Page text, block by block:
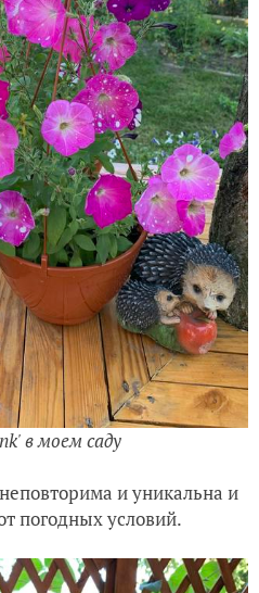
в моем саду
и уникальна и
погодных условий.